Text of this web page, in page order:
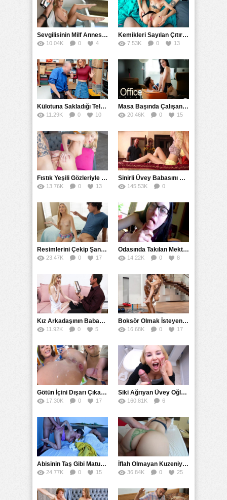
Sevgilisinin Milf Annesini Banyoda Taciz Ederken Farkedildi
10.04K 0 4
Kemikleri Sayılan Çıtırın Hafif Amcığına Kökleyerek Soktu
7.53K 0 13
Külotuna Sakladığı Telefonu Eteğin Altına Bakarak Yakaladı
11.29K 0 10
Masa Başında Çalışan Sekreterini Koltuğa Kancaladı
20.46K 0 15
Fıstık Yeşili Gözleriyle Arka Bahçeyi Renklendirip Filizlendirdi
13.76K 0 13
Sinirli Üvey Babasını Sakinleştirmek İçin Amını Kullandı
145.53K
0
Resimlerini Çekip Şantaj Etmekle Suçladı Tehditle Sikini Vakumlattı
23.47K 0 17
Odasında Takılan Mektepli Baldızıyla Delirmece Yaşayan Enişte
14.22K 0 8
Kız Arkadaşının Babasının Yapay Vajina Hayalini Gerçekleştirdi
11.92K 0 5
Boksör Olmak İsteyen Kız Zenci Antrenörünün İdmanına Çıktı
16.68K 0 17
Götün İçini Dışarı Çıkarana Kadar Sokup Boşalttı
17.30K 0 17
Siki Ağrıyan Üvey Oğlunu Ağzına Boşaltarak İyileştirdi
160.81K
6
Abisinin Taş Gibi Mature Karısını Yatağında Doruklarda Sikti
24.77K 0 15
İflah Olmayan Kuzeniyle Gizlice Sikişmeye Devam Etti
36.84K 0 25